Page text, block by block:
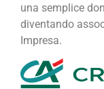
una semplice
diventando
Impresa.